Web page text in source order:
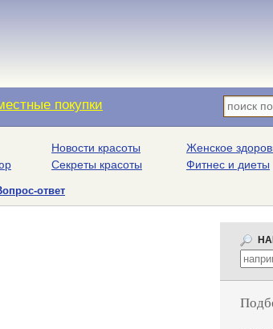
покупки
Новости красоты
Секреты красоты
Женское
Фитнес и диеты
ответ